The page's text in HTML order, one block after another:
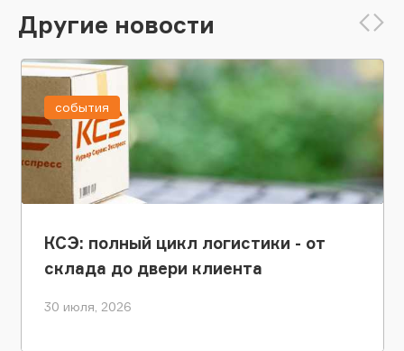
Другие новости
КСЭ: полный цикл логистики - от
склада до двери клиента
30 июля, 2026
события